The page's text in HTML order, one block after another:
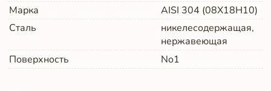
Марка
AISI 304 (08Х18Н10)
Сталь
никелесодержащая,
нержавеющая
Поверхность
No1